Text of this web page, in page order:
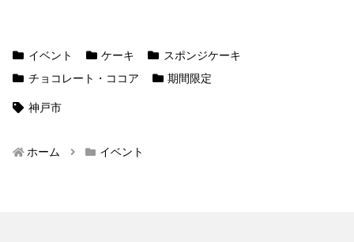
イベント ケーキ
スポンジケーキ
チョコレート・ココア
期間限定
神戸市
ホーム イベント